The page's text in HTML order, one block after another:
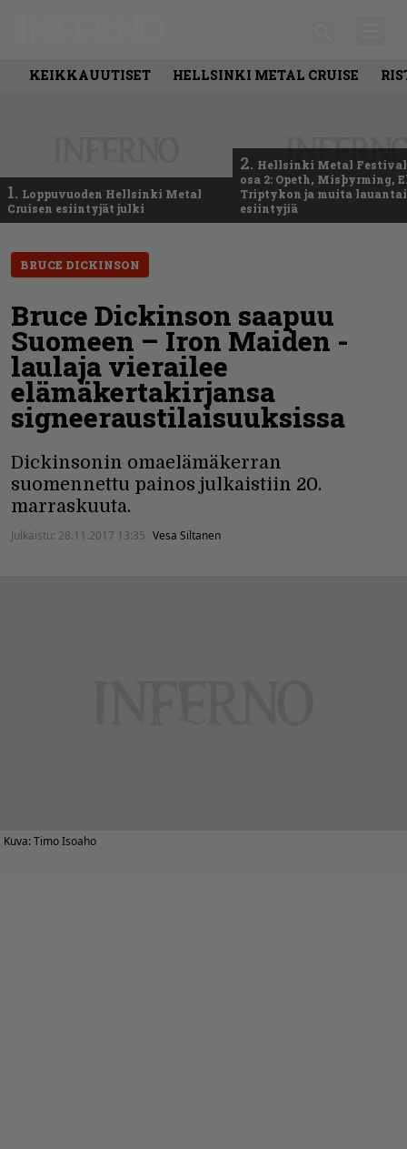
KEIKKAUUTISET HELLSINKI METAL CRUISE
1. Loppuvuoden Hellsinki Metal
Cruisen esiintyjät julki
2. Hellsinki Metal
osa 2: Opeth, Misþyrming,
Triptykon ja muita
esiintyjiä
BRUCE DICKINSON
Bruce Dickinson saapuu
Suomeen – Iron Maiden -
laulaja vierailee
elämäkertakirjansa
signeeraustilaisuuksissa
Dickinsonin omaelämäkerran
suomennettu painos julkaistiin 20.
marraskuuta.
Julkaistu: 28.11.2017 13:35 Vesa Siltanen
Kuva: Timo Isoaho